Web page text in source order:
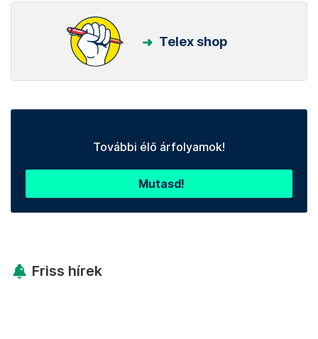
Telex shop
További élő árfolyamok!
Mutasd!
Friss hírek